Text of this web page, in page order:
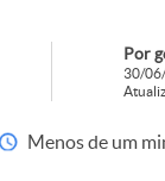
Por
30/
Menos de um